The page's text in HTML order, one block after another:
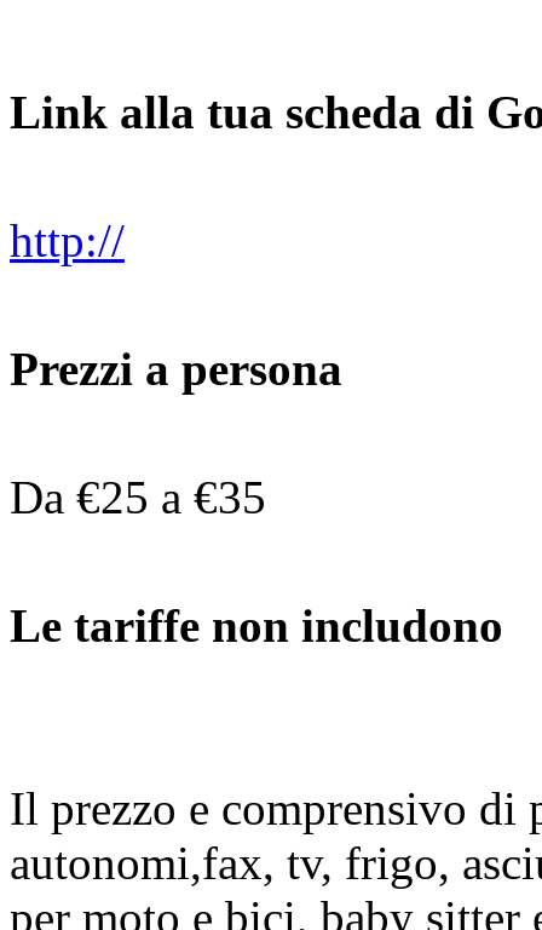
Link alla tua scheda di
http://
Prezzi a persona
Da €25 a €35
Le tariffe non includono
Il prezzo e comprensivo di
autonomi,fax, tv, frigo,
per moto e bici, baby sitter